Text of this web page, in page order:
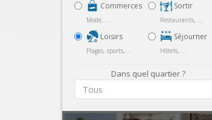
Commerces
Mode, ...
Loisirs
Plages, sports, ...
Sortir
Restaurants, ...
Séjourner
Hôtels, ...
Dans quel quartier ?
Tous